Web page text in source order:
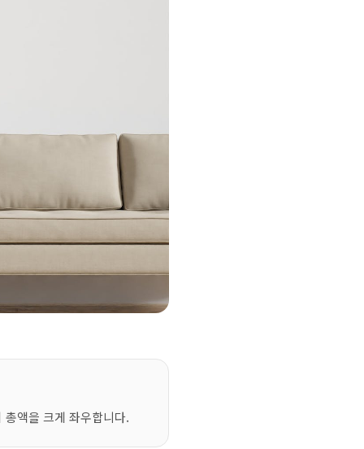
총액을 크게 좌우합니다.